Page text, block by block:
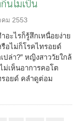
นไม่เป็น
คม 2553
อะไรก็รู้สึกเหนื่อยง่าย
รือไม่ก็โรคไทรอยด์
ล่า?” หญิงสาววัยใกล้
เห็นอาการคอโต
รอยด์ คลำดูต่อม